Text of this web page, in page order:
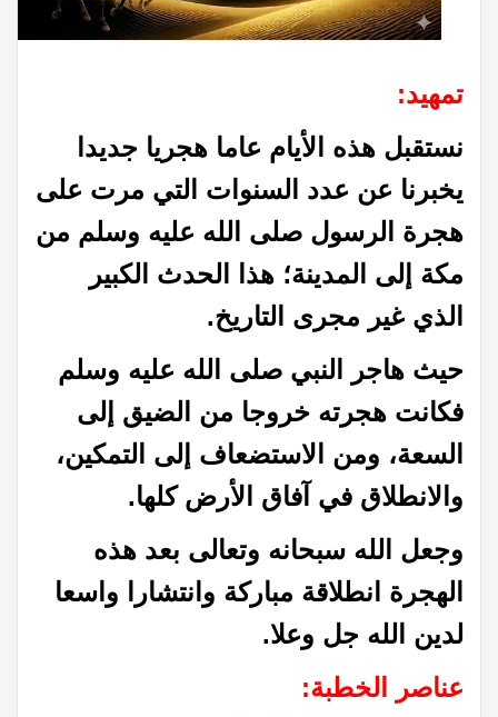
تمهيد:
نستقبل هذه الأيام عاما هجريا جديدا
يخبرنا عن عدد السنوات التي مرت على
هجرة الرسول صلى الله عليه وسلم من
مكة إلى المدينة؛ هذا الحدث الكبير
الذي غير مجرى التاريخ.
حيث هاجر النبي صلى الله عليه وسلم
فكانت هجرته خروجا من الضيق إلى
السعة، ومن الاستضعاف إلى التمكين،
والانطلاق في آفاق الأرض كلها.
وجعل الله سبحانه وتعالى بعد هذه
الهجرة انطلاقة مباركة وانتشارا واسعا
لدين الله جل وعلا.
عناصر الخطبة: